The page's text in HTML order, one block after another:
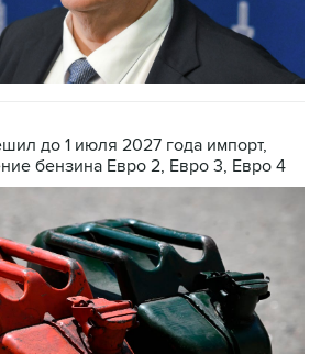
до 1 июля 2027 года импорт,
бензина Евро 2, Евро 3, Евро 4